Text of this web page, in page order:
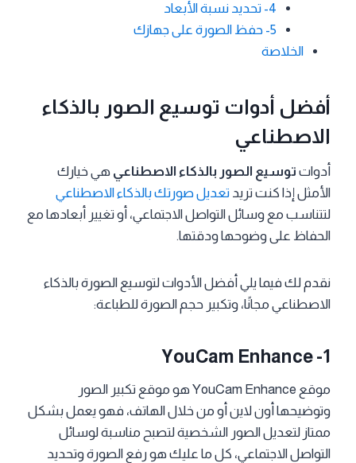
4- تحديد نسبة الأبعاد
5- حفظ الصورة على جهازك
الخلاصة
أفضل أدوات توسيع الصور بالذكاء
الاصطناعي
أدوات توسيع الصور بالذكاء الاصطناعي هي خيارك
الأمثل إذا كنت تريد تعديل صورتك بالذكاء الاصطناعي
لتتناسب مع وسائل التواصل الاجتماعي، أو تغيير أبعادها مع
الحفاظ على وضوحها ودقتها.
نقدم لك فيما يلي أفضل الأدوات لتوسيع الصورة بالذكاء
الاصطناعي مجانًا، وتكبير حجم الصورة للطباعة:
YouCam Enhance -1
موقع YouCam Enhance هو موقع تكبير الصور
وتوضيحها أون لاين أو من خلال الهاتف، فهو يعمل بشكل
ممتاز لتعديل الصور الشخصية لتصبح مناسبة لوسائل
التواصل الاجتماعي، كل ما عليك هو رفع الصورة وتحديد